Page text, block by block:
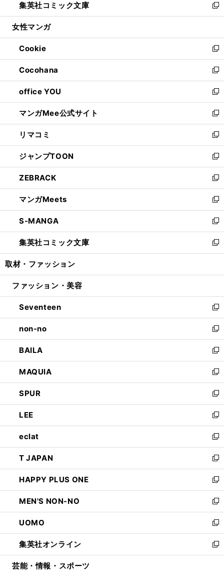
く
で
開
ド
ウ
開
く
ィ
ン
ウ
で
開
く
い
ウ
ン
ド
ウ
で
開
く
集英社コミック文庫
新
し
ウ
ィ
ン
ド
ウ
で
開
く
女性マンガ
Cookie
新
し
い
ウ
ィ
ン
ド
ウ
で
開
く
Cocohana
新
し
い
ウ
ィ
ン
ド
ウ
で
開
く
office YOU
新
し
い
ウ
ィ
ン
ド
ウ
で
開
く
マンガMee公式サイト
新
し
い
ウ
ィ
ン
ド
ウ
で
開
く
リマコミ
新
し
い
ウ
ィ
ン
ド
ウ
で
開
く
ジャンプTOON
新
し
い
ウ
ィ
ン
ド
ウ
で
開
ZEBRACK
新
し
い
ウ
ィ
ン
ド
ウ
開
マンガMeets
新
し
い
ウ
ィ
ン
ウ
開
く
S-MANGA
新
し
い
ウ
ン
ウ
で
開
く
集英社コミック文庫
新
し
ウ
ン
ド
ウ
で
開
く
取材・ファッション
ファッション・美容
Seventeen
新
し
い
ウ
ィ
ン
ド
ウ
で
開
く
non-no
新
し
い
ウ
ィ
ン
ド
ウ
で
開
く
BAILA
新
し
い
ウ
ィ
ン
ド
ウ
で
開
く
MAQUIA
新
し
い
ウ
ィ
ン
ド
ウ
で
開
く
SPUR
新
し
い
ウ
ィ
ン
ド
ウ
で
開
く
LEE
新
し
い
ウ
ィ
ン
ド
ウ
で
開
く
eclat
新
し
い
ウ
ィ
ン
ド
ウ
で
開
く
T JAPAN
新
し
い
ウ
ィ
ン
ド
ウ
で
開
HAPPY PLUS ONE
新
し
い
ウ
ィ
ン
ド
ウ
MEN'S NON-NO
新
し
い
ウ
ィ
ン
UOMO
新
し
い
ウ
集英社オンライン
新
し
芸能・情報・スポーツ